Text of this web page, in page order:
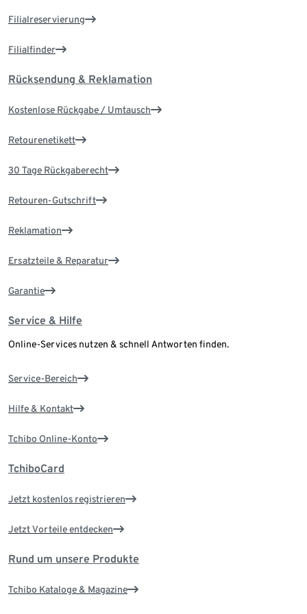
Filialreservierung
Filialfinder
Rücksendung & Reklamation
Kostenlose Rückgabe / Umtausch
Retourenetikett
30 Tage Rückgaberecht
Retouren-Gutschrift
Reklamation
Ersatzteile & Reparatur
Garantie
Service & Hilfe
Online-Services nutzen & schnell Antworten finden.
Service-Bereich
Hilfe & Kontakt
Tchibo Online-Konto
TchiboCard
Jetzt kostenlos registrieren
Jetzt Vorteile entdecken
Rund um unsere Produkte
Tchibo Kataloge & Magazine